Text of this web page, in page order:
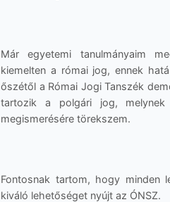
Már egyetemi tanulmányaim
kiemelten a római jog, ennek
őszétől a Római Jogi Tanszék
tartozik a polgári jog,
megismerésére törekszem.
Fontosnak tartom, hogy minden
kiváló lehetőséget nyújt az ÓNSZ.